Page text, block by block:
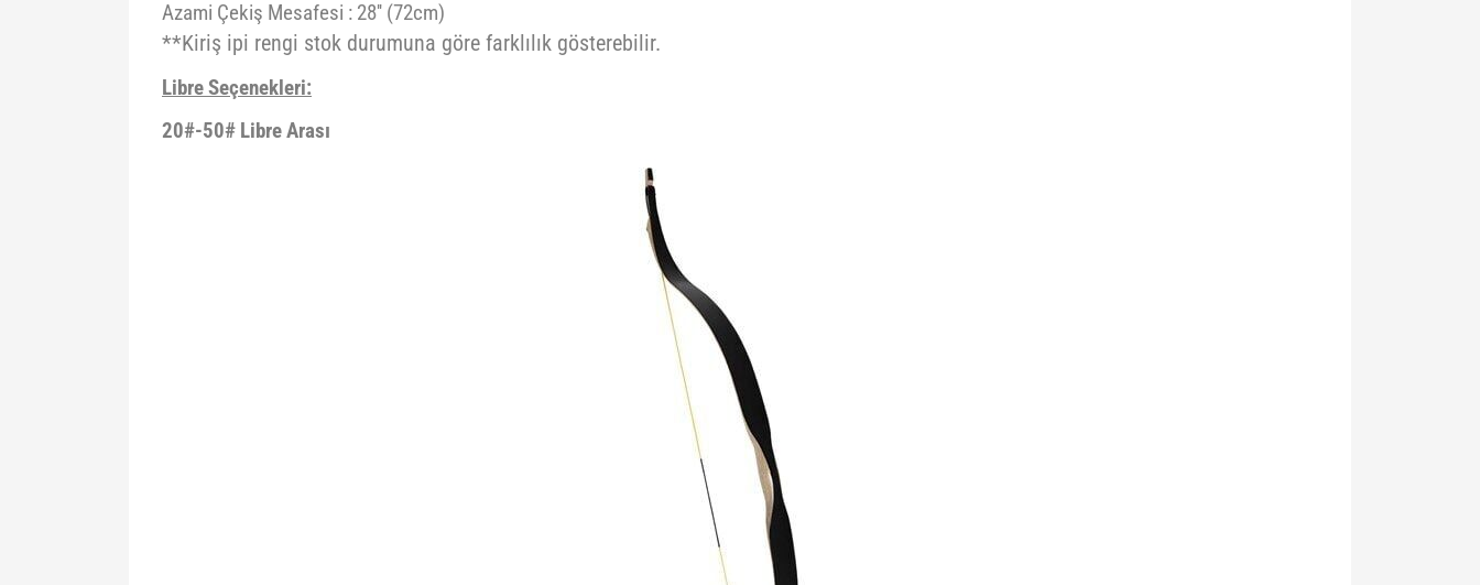
Azami Çekiş Mesafesi : 28'' (72cm)
**Kiriş ipi rengi stok durumuna göre farklılık gösterebilir.
Libre Seçenekleri:
20#-50# Libre Arası